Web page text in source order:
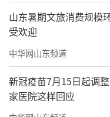
山东暑期文旅消费规
受欢迎
中华网山东频道
新冠疫苗7月15日起调
家医院这样回应